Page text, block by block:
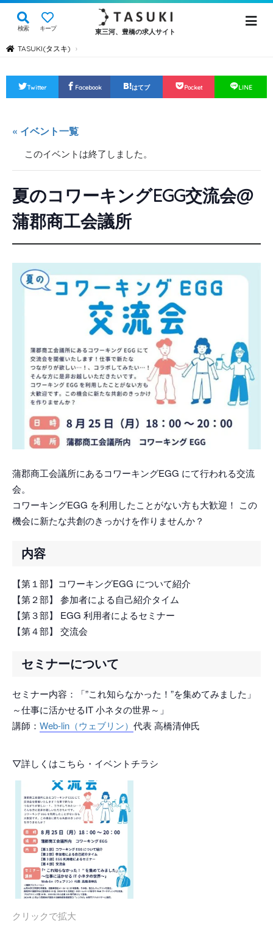
検索 キープ 東三河、豊橋の求人サイト
TASUKI(タスキ) ›
Twitter Facebook はてブ Pocket LINE
« イベント一覧
このイベントは終了しました。
夏のコワーキングEGG交流会@
蒲郡商工会議所
蒲郡商工会議所にあるコワーキングEGG にて行われる交流
会。
コワーキングEGG を利用したことがない方も大歓迎！ この
機会に新たな共創のきっかけを作りませんか？
内容
【第１部】コワーキングEGG について紹介
【第２部】 参加者による自己紹介タイム
【第３部】 EGG 利用者によるセミナー
【第４部】 交流会
セミナーについて
セミナー内容：「”これ知らなかった！”を集めてみました」
～仕事に活かせるIT 小ネタの世界～」
講師： Web-lin（ウェブリン） 代表 高橋清伸氏
▽詳しくはこちら・イベントチラシ
クリックで拡大